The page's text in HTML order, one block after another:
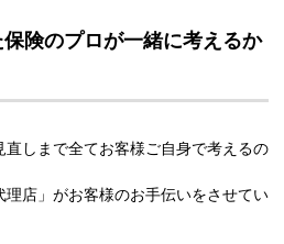
険のプロが一緒に考えるか
しまで全てお客様ご自身で考えるの
店」がお客様のお手伝いをさせてい